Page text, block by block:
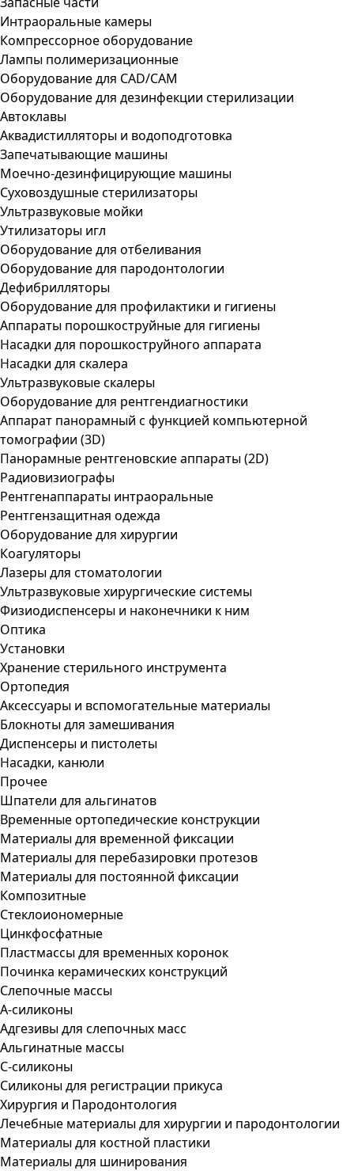
Интраоральные камеры
Компрессорное оборудование
Лампы полимеризационные
Оборудование для CAD/CAM
Оборудование для дезинфекции стерилизации
Автоклавы
Аквадистилляторы и водоподготовка
Запечатывающие машины
Моечно-дезинфицирующие машины
Суховоздушные стерилизаторы
Ультразвуковые мойки
Утилизаторы игл
Оборудование для отбеливания
Оборудование для пародонтологии
Дефибрилляторы
Оборудование для профилактики и гигиены
Аппараты порошкоструйные для гигиены
Насадки для порошкоструйного аппарата
Насадки для скалера
Ультразвуковые скалеры
Оборудование для рентгендиагностики
Аппарат панорамный с функцией компьютерной
томографии (3D)
Панорамные рентгеновские аппараты (2D)
Радиовизиографы
Рентгенаппараты интраоральные
Рентгензащитная одежда
Оборудование для хирургии
Коагуляторы
Лазеры для стоматологии
Ультразвуковые хирургические системы
Физиодиспенсеры и наконечники к ним
Оптика
Установки
Хранение стерильного инструмента
Ортопедия
Аксессуары и вспомогательные материалы
Блокноты для замешивания
Диспенсеры и пистолеты
Насадки, канюли
Прочее
Шпатели для альгинатов
Временные ортопедические конструкции
Материалы для временной фиксации
Материалы для перебазировки протезов
Материалы для постоянной фиксации
Композитные
Стеклоиономерные
Цинкфосфатные
Пластмассы для временных коронок
Починка керамических конструкций
Слепочные массы
А-силиконы
Адгезивы для слепочных масс
Альгинатные массы
С-силиконы
Силиконы для регистрации прикуса
Хирургия и Пародонтология
Лечебные материалы для хирургии и пародонтологии
Материалы для костной пластики
Материалы для шинирования